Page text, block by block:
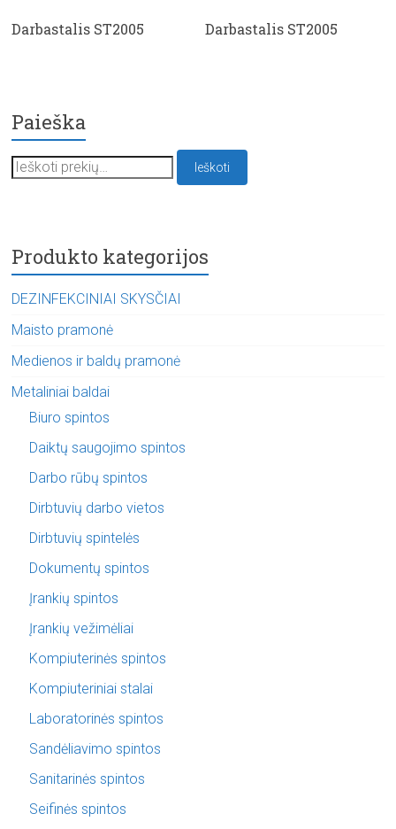
Darbastalis ST2005 Darbastalis ST2005
Paieška
Ieškoti:
Ieškoti
Produkto kategorijos
DEZINFEKCINIAI SKYSČIAI
Maisto pramonė
Medienos ir baldų pramonė
Metaliniai baldai
Biuro spintos
Daiktų saugojimo spintos
Darbo rūbų spintos
Dirbtuvių darbo vietos
Dirbtuvių spintelės
Dokumentų spintos
Įrankių spintos
Įrankių vežimėliai
Kompiuterinės spintos
Kompiuteriniai stalai
Laboratorinės spintos
Sandėliavimo spintos
Sanitarinės spintos
Seifinės spintos